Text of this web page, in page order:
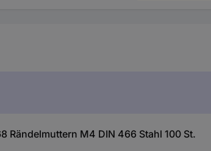
Rändelmuttern M4 DIN 466 Stahl 100 St.